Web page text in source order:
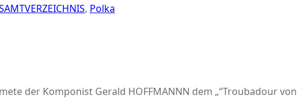
, Polka
der Komponist Gerald HOFFMANNN dem „“Troubadour